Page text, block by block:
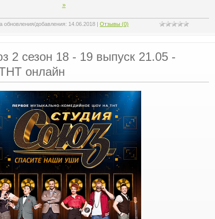
»
обновления/добавления: 14.06.2018 | Отзывы (0)
2 сезон 18 - 19 выпуск 21.05 -
онлайн